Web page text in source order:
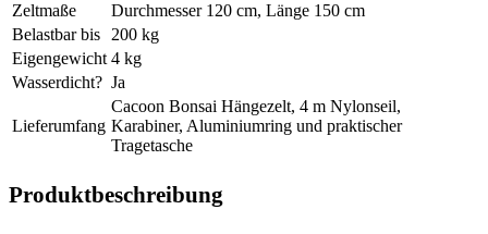
Zeltmaße
Durchmesser 120 cm, Länge 150 cm
Belastbar bis
200 kg
Eigengewicht 4 kg
Wasserdicht? Ja
Lieferumfang
Cacoon Bonsai Hängezelt, 4 m Nylonseil,
Karabiner, Aluminiumring und praktischer
Tragetasche
Produktbeschreibung